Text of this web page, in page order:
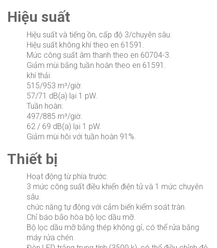
Hiệu suất
Hiệu suất và tiếng ồn, cấp độ 3/chuyên sâu:
Hiệu suất không khí theo en 61591.
Mức công suất âm thanh theo en 60704-3.
Giảm mùi bằng tuần hoàn theo en 61591.
khí thải:
515/953 m³/giờ.
57/71 dB(a) lại 1 pW.
Tuần hoàn:
497/885 m³/giờ.
62 / 69 dB(a) lại 1 pW.
Giảm mùi hôi với tuần hoàn 91%.
Thiết bị
Hoạt động từ phía trước.
3 mức công suất điều khiển điện tử và 1 mức chuyên
sâu.
chức năng tự động với cảm biến kiểm soát tràn.
Chỉ báo bão hòa bộ lọc dầu mỡ.
Bộ lọc dầu mỡ bằng thép không gỉ, có thể rửa bằng
máy rửa chén.